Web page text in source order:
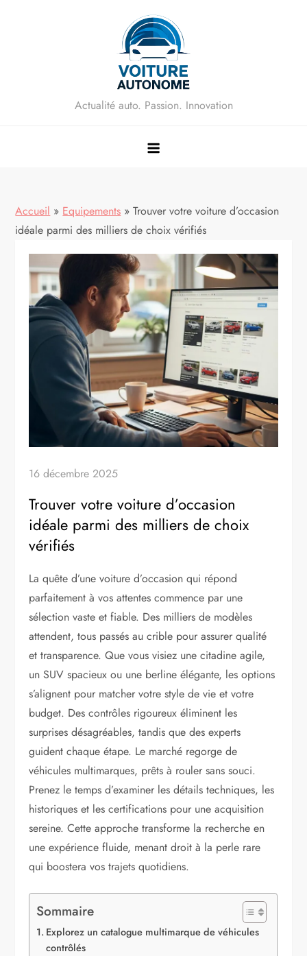
Actualité auto. Passion. Innovation
Accueil » Equipements » Trouver votre voiture d’occasion
idéale parmi des milliers de choix vérifiés
16 décembre 2025
Trouver votre voiture d’occasion
idéale parmi des milliers de choix
vérifiés
La quête d’une voiture d’occasion qui répond
parfaitement à vos attentes commence par une
sélection vaste et fiable. Des milliers de modèles
attendent, tous passés au crible pour assurer qualité
et transparence. Que vous visiez une citadine agile,
un SUV spacieux ou une berline élégante, les options
s’alignent pour matcher votre style de vie et votre
budget. Des contrôles rigoureux éliminent les
surprises désagréables, tandis que des experts
guident chaque étape. Le marché regorge de
véhicules multimarques, prêts à rouler sans souci.
Prenez le temps d’examiner les détails techniques, les
historiques et les certifications pour une acquisition
sereine. Cette approche transforme la recherche en
une expérience fluide, menant droit à la perle rare
qui boostera vos trajets quotidiens.
Sommaire
Explorez un catalogue multimarque de véhicules
contrôlés